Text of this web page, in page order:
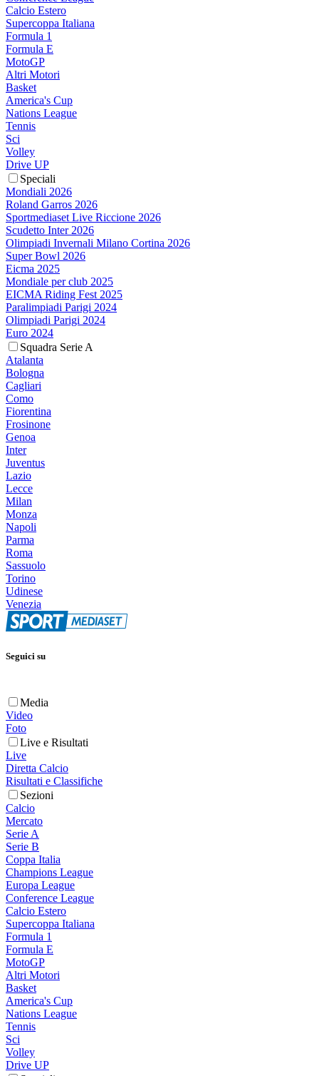
Calcio Estero
Supercoppa Italiana
Formula 1
Formula E
MotoGP
Altri Motori
Basket
America's Cup
Nations League
Tennis
Sci
Volley
Drive UP
Speciali
Mondiali 2026
Roland Garros 2026
Sportmediaset Live Riccione 2026
Scudetto Inter 2026
Olimpiadi Invernali Milano Cortina 2026
Super Bowl 2026
Eicma 2025
Mondiale per club 2025
EICMA Riding Fest 2025
Paralimpiadi Parigi 2024
Olimpiadi Parigi 2024
Euro 2024
Squadra Serie A
Atalanta
Bologna
Cagliari
Como
Fiorentina
Frosinone
Genoa
Inter
Juventus
Lazio
Lecce
Milan
Monza
Napoli
Parma
Roma
Sassuolo
Torino
Udinese
Venezia
Seguici su
Media
Video
Foto
Live e Risultati
Live
Diretta Calcio
Risultati e Classifiche
Sezioni
Calcio
Mercato
Serie A
Serie B
Coppa Italia
Champions League
Europa League
Conference League
Calcio Estero
Supercoppa Italiana
Formula 1
Formula E
MotoGP
Altri Motori
Basket
America's Cup
Nations League
Tennis
Sci
Volley
Drive UP